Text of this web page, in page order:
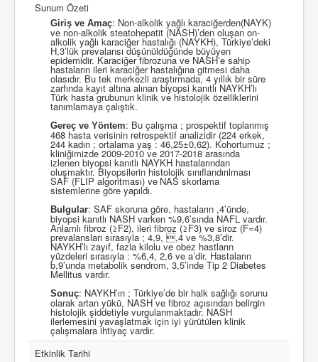
Sunum Özeti
Giriş ve Amaç: Non-alkolik yağlı karaciğerden(NAYK)
ve non-alkolik steatohepatit (NASH)’den oluşan on-
alkolik yağlıkaraciğer hastalığı (NAYKH), Türkiye’deki
H,3’lük prevalansı düşünüldüğünde büyüyen
epidemidir. Karaciğer fibrozuna ve NASH’e sahip
hastaların ileri karaciğer hastalığına gitmesi daha
olasıdır. Bu tek merkezli araştırmada, 4 yıllık bir süre
zarfında kayıt altına alınan biyopsi kanıtlı NAYKH’lı
Türk hasta grubunun klinik ve histolojik özelliklerini
tanımlamaya çalıştık.
Gereç ve Yöntem: Bu çalışma ; prospektif toplanmış
468 hasta verisinin retrospektif analizidir (224 erkek,
244 kadın ;ortalama yaş : 46,25±0,62). Kohortumuz ;
kliniğimizde 2009-2010 ve 2017-2018 arasında
izlenen biyopsi kanıtlı NAYKH hastalarından
oluşmaktır. Biyopsilerin histolojik sınıflandırılması
SAF(FLIP algoritması) veNAS skorlama
sistemlerine göreyapıldı.
Bulgular: SAF skoruna göre, hastaların ,4’ünde,
biyopsi kanıtlı NASH varken %9,6’sında NAFL vardır.
Anlamlı fibroz (≥F2),ileri fibroz (≥F3)ve siroz (F=4)
prevalansları sırasıyla ; 4,9, ,4 ve %3,8’dir.
NAYKH’lı zayıf, fazla kiloluveobez hastların
yüzdeleri sırasıyla : %6,4, 2,6 ve a’dir. Hastaların
b,9’unda metabolik sendrom, 3,5’inde Tip 2 Diabetes
Mellitusvardır.
Sonuç: NAYKH’ın ; Türkiye’de bir halk sağlığı sorunu
olarak artan yükü, NASH ve fibroz açısından belirgin
histolojik şiddetiylevurgulanmaktadır. NASH
ilerlemesini yavaşlatmak için iyi yürütülen klinik
çalışmalara ihtiyaç vardır.
Etkinlik Tarihi